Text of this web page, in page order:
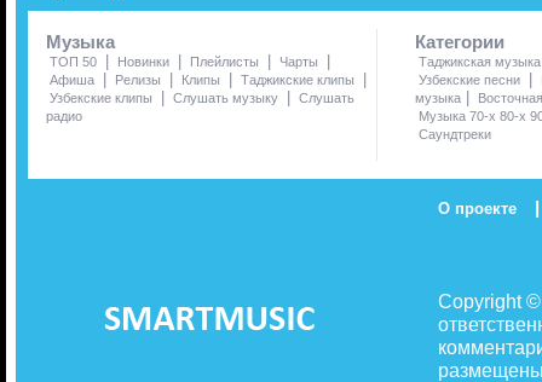
Музыка
ТОП 50 | Новинки | Плейлисты | Чарты |
Афиша | Релизы | Клипы | Таджикские клипы |
Узбекские клипы | Слушать музыку | Слушать
радио
Категории
Таджикская музыка
Узбекские песни
|
музыка |
Музыка 70-х 80-х
Саундтреки
О проекте |
Copyright
размещены